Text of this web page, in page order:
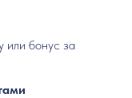
или бонус за